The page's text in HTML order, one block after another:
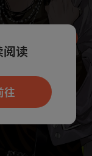
App新用
读
往